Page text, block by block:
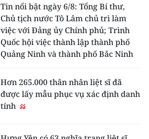
Tin nổi bật ngày 6/8: Tổng Bí thư,
Chủ tịch nước Tô Lâm chủ trì làm
việc với Đảng ủy Chính phủ; Trình
Quốc hội việc thành lập thành phố
Quảng Ninh và thành phố Bắc Ninh
Hơn 265.000 thân nhân liệt sĩ đã
được lấy mẫu phục vụ xác định danh
tính